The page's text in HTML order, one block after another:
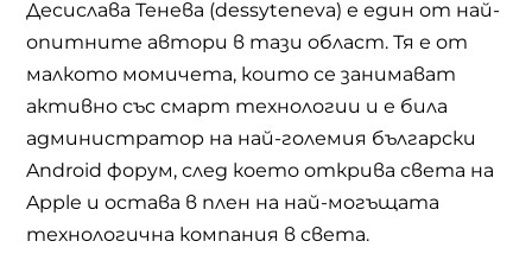
Десислава Тенева (dessyteneva) е един от най-
опитните автори в тази област. Тя е от
малкото момичета, които се занимават
активно със смарт технологии и е била
администратор на най-големия български
Android форум, след което открива света на
Apple и остава в плен на най-могъщата
технологична компания в света.